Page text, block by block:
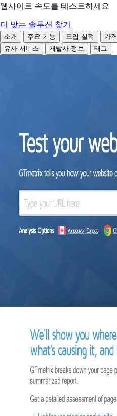
웹사이트 속도를 테스트하세요
더 맞는 솔루션 찾기
소개 주요 기능 도입 실적 가격
유사 서비스
개발사 정보 태그